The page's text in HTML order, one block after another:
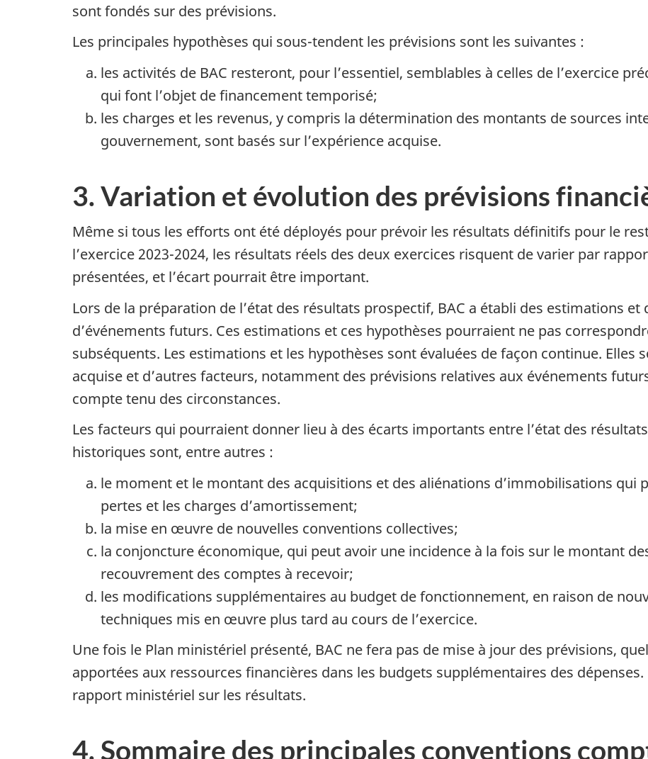
sont fondés sur des prévisions.
Les principales hypothèses qui sous-tendent les prévisions sont les suivantes :
les activités de BAC resteront, pour l’essentiel, semblables à celles de l’exercice
qui font l’objet de financement temporisé;
les charges et les revenus, y compris la détermination des montants de sources
gouvernement, sont basés sur l’expérience acquise.
3. Variation et évolution des prévisions
Même si tous les efforts ont été déployés pour prévoir les résultats définitifs pour le
l’exercice 2023-2024, les résultats réels des deux exercices risquent de varier par
présentées, et l’écart pourrait être important.
Lors de la préparation de l’état des résultats prospectif, BAC a établi des estimations et
d’événements futurs. Ces estimations et ces hypothèses pourraient ne pas
subséquents. Les estimations et les hypothèses sont évaluées de façon continue. Elles
acquise et d’autres facteurs, notamment des prévisions relatives aux événements
compte tenu des circonstances.
Les facteurs qui pourraient donner lieu à des écarts importants entre l’état des
historiques sont, entre autres :
le moment et le montant des acquisitions et des aliénations d’immobilisations qui
pertes et les charges d’amortissement;
la mise en œuvre de nouvelles conventions collectives;
la conjoncture économique, qui peut avoir une incidence à la fois sur le montant
recouvrement des comptes à recevoir;
les modifications supplémentaires au budget de fonctionnement, en raison de
techniques mis en œuvre plus tard au cours de l’exercice.
Une fois le Plan ministériel présenté, BAC ne fera pas de mise à jour des prévisions,
apportées aux ressources financières dans les budgets supplémentaires des
rapport ministériel sur les résultats.
4. Sommaire des principales conventions